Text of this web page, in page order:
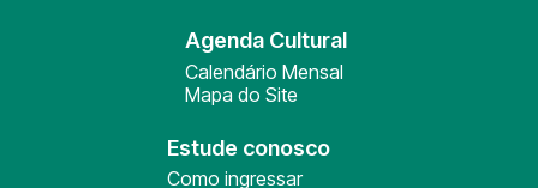
Agenda Cultural
Calendário Mensal
Mapa do Site
Estude conosco
Como ingressar